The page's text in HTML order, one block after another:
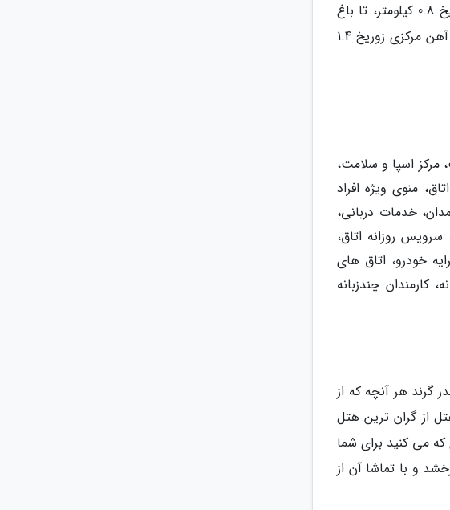
از این هتل تا موزه ملی سوئیس 0.4 کیلومتر، تا موزه کونستهاوس زوریخ 1 کیلومتر، تا خانه اپرای زوریخ 0.8 کیلومتر، تا باغ
وحش زوریخ 3.5 کیلومتر، تا فرودگاه زوریخ 9.7 کیلومتر، تا رودخانه لیمات 0.1 کیلومتر، تا ایستگاه راه آهن مرکزی زوریخ 1.4
مرکز اسپا و سلامت،
منوی ویژه افراد
خدمات دربانی،
روزانه اتاق،
خودرو، اتاق های
چندزبانه
هر آنچه که از
از گران ترین هتل
می کنید برای شما
و با تماشا آن از